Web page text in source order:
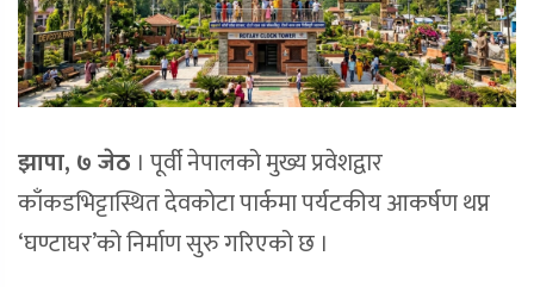
झापा, ७ जेठ । पूर्वी नेपालको मुख्य प्रवेशद्वार
काँकडभिट्टास्थित देवकोटा पार्कमा पर्यटकीय आकर्षण थप्न
‘घण्टाघर’को निर्माण सुरु गरिएको छ ।